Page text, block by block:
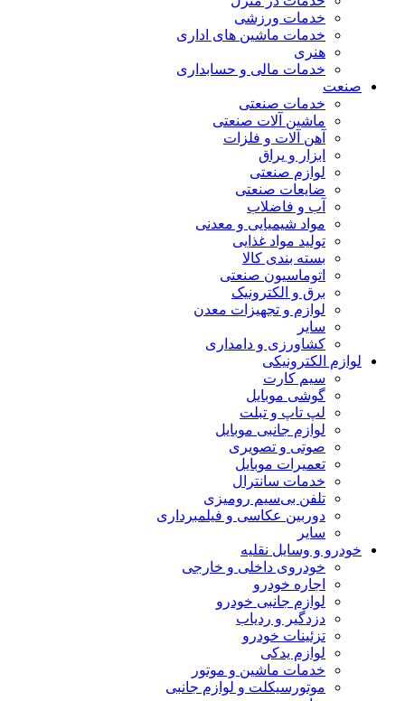
خدمات ورزشی
خدمات ماشین های اداری
هنری
خدمات مالی و حسابداری
صنعت
خدمات صنعتی
ماشین آلات صنعتی
آهن آلات و فلزات
ابزار و یراق
لوازم صنعتی
ضایعات صنعتی
آب و فاضلاب
مواد شیمیایی و معدنی
تولید مواد غذایی
بسته بندی کالا
اتوماسیون صنعتی
برق و الکترونیک
لوازم و تجهیزات معدن
سایر
کشاورزی و دامداری
لوازم الکترونیکی
سیم کارت
گوشی موبایل
لپ تاپ و تبلت
لوازم جانبی موبایل
صوتی و تصویری
تعمیرات موبایل
خدمات سانترال
تلفن بی‌سیم رومیزی
دوربین عکاسی و فیلمبرداری
سایر
خودرو و وسایل نقلیه
خودروی داخلی و خارجی
اجاره خودرو
لوازم جانبی خودرو
دزدگیر و ردیاب
تزئینات خودرو
لوازم یدکی
خدمات ماشین و موتور
موتورسیکلت و لوازم جانبی